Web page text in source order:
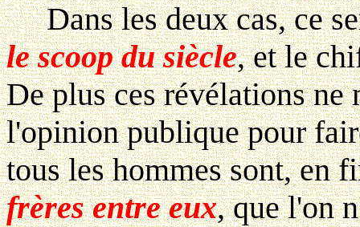
Dans les deux cas, ce
le scoop du siècle, et le
De plus ces révélations ne
l'opinion publique pour
tous les hommes sont, en
frères entre eux, que l'on